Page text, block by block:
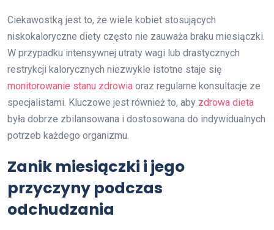
Ciekawostką jest to, że wiele kobiet stosujących
niskokaloryczne diety często nie zauważa braku miesiączki.
W przypadku intensywnej utraty wagi lub drastycznych
restrykcji kalorycznych niezwykle istotne staje się
monitorowanie stanu zdrowia oraz regularne konsultacje ze
specjalistami. Kluczowe jest również to, aby zdrowa dieta
była dobrze zbilansowana i dostosowana do indywidualnych
potrzeb każdego organizmu.
Zanik miesiączki i jego
przyczyny podczas
odchudzania